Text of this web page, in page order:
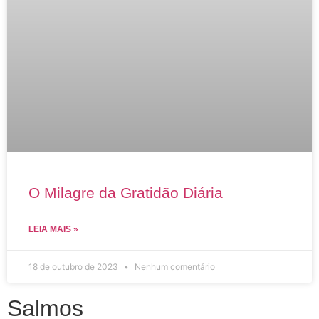
O Milagre da Gratidão Diária
LEIA MAIS »
18 de outubro de 2023 Nenhum comentário
Salmos